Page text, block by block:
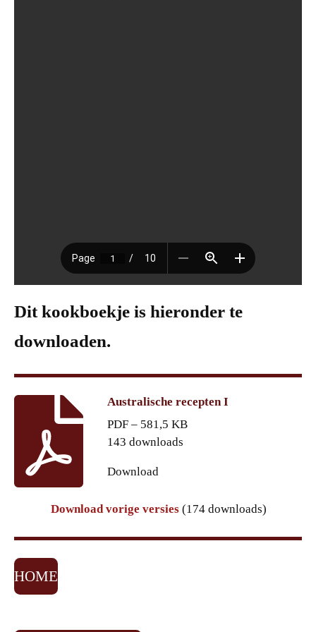
Dit kookboekje is hieronder te
downloaden.
Australische recepten I
PDF – 581,5 KB
143 downloads
Download
Download vorige versies (174 downloads)
HOME